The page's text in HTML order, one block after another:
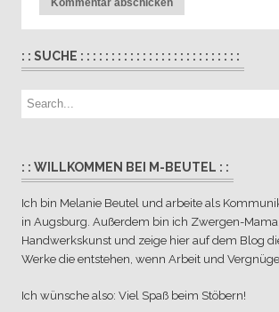
: : SUCHE : : : : : : : : : : : : : : : : : : : : : : : : : :
: : WILLKOMMEN BEI M-BEUTEL : :
Ich bin Melanie Beutel und arbeite als
in Augsburg. Außerdem bin ich Zwergen-
Handwerkskunst und zeige hier auf dem Blog
Werke die entstehen, wenn Arbeit und
Ich wünsche also: Viel Spaß beim Stöbern!